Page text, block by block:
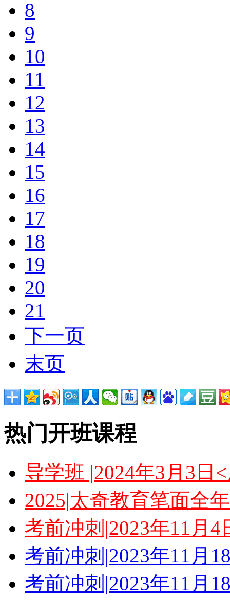
8
9
10
11
12
13
14
15
16
17
18
19
20
21
下一页
末页
热门开班课程
导学班 |2024年3月3日
2025|太奇教育笔面全
考前冲刺|2023年11月
考前冲刺|2023年11月
考前冲刺|2023年11月